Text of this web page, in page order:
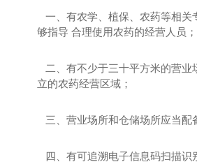
一、有农学、植保、农药等相关
够指导 合理使用农药的经营人员；
二、有不少于三十平方米的营业
立的农药经营区域；
三、营业场所和仓储场所应当配
四、有可追溯电子信息码扫描识